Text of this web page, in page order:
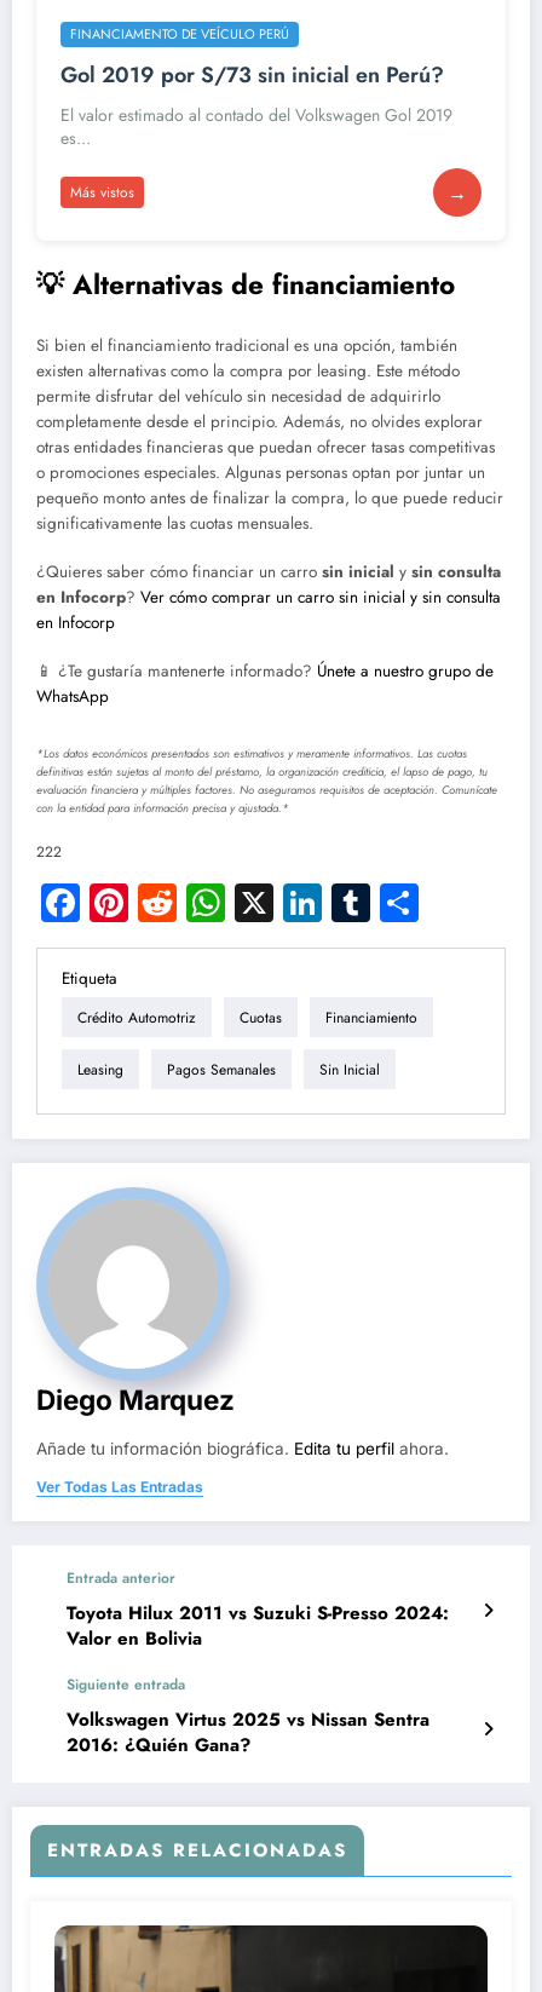
FINANCIAMENTO DE VEÍCULO PERÚ
Gol 2019 por S/73 sin inicial en Perú?
El valor estimado al contado del Volkswagen Gol 2019
es...
Más vistos →
💡 Alternativas de financiamiento
Si bien el financiamiento tradicional es una opción, también
existen alternativas como la compra por leasing. Este método
permite disfrutar del vehículo sin necesidad de adquirirlo
completamente desde el principio. Además, no olvides explorar
otras entidades financieras que puedan ofrecer tasas competitivas
o promociones especiales. Algunas personas optan por juntar un
pequeño monto antes de finalizar la compra, lo que puede reducir
significativamente las cuotas mensuales.
¿Quieres saber cómo financiar un carro sin inicial y sin consulta
en Infocorp? Ver cómo comprar un carro sin inicial y sin consulta
en Infocorp
📱 ¿Te gustaría mantenerte informado? Únete a nuestro grupo de
WhatsApp
*Los datos económicos presentados son estimativos y meramente informativos. Las cuotas
definitivas están sujetas al monto del préstamo, la organización crediticia, el lapso de pago, tu
evaluación financiera y múltiples factores. No aseguramos requisitos de aceptación. Comunícate
con la entidad para información precisa y ajustada.*
222
Facebook
Pinterest
RedditWhatsApp
X LinkedIn
Tumblr
Etiqueta
Crédito Automotriz Cuotas Financiamiento
Leasing Pagos Semanales Sin Inicial
Diego Marquez
Añade tu información biográfica. Edita tu perfil ahora.
Ver Todas Las Entradas
Entrada anterior
Toyota Hilux 2011 vs Suzuki S-Presso 2024:
Valor en Bolivia
Siguiente entrada
Volkswagen Virtus 2025 vs Nissan Sentra
2016: ¿Quién Gana?
ENTRADAS RELACIONADAS